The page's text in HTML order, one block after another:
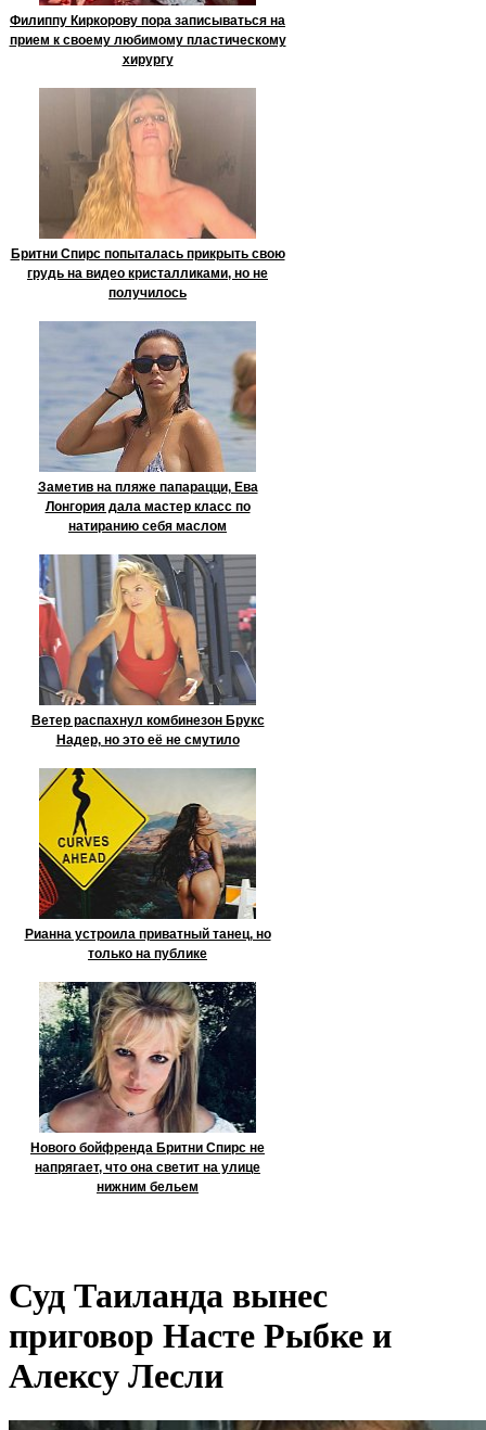
Филиппу Киркорову пора записываться на
прием к своему любимому пластическому
хирургу
Бритни Спирс попыталась прикрыть свою
грудь на видео кристалликами, но не
получилось
Заметив на пляже папарацци, Ева
Лонгория дала мастер класс по
натиранию себя маслом
Ветер распахнул комбинезон Брукс
Надер, но это её не смутило
Рианна устроила приватный танец, но
только на публике
Нового бойфренда Бритни Спирс не
напрягает, что она светит на улице
нижним бельем
Суд Таиланда вынес
приговор Насте Рыбке и
Алексу Лесли